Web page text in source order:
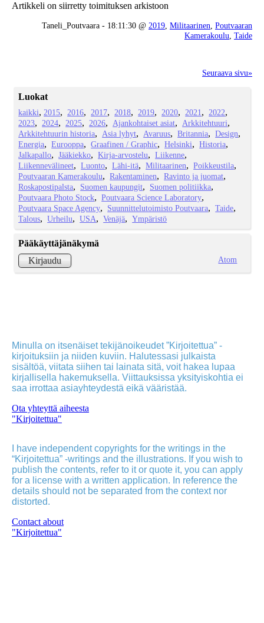
Artikkeli on siirretty toimituksen arkistoon
Taneli_Poutvaara - 18:11:30 @ 2019 Militaarinen Poutvaaran
Kamerakoulu Taide
Seuraava sivu»
Luokat
kaikki 2015 2016 2017 2018 2019 2020 2021
2022
2023
2024 2025 2026 Ajankohtaiset asiat
Arkkitehtuuri
Arkkitehtuurin historia
Asia lyhyt Avaruus Britannia
Design
Energia
Eurooppa Graafinen / Graphic Helsinki
Historia
Jalkapallo
Jääkiekko Kirja-arvostelu
Liikenne
Liikennevälineet
Luonto Lähi-itä Militaarinen
Poikkeustila
Poutvaaran Kamerakoulu
Rakentaminen
Ravinto ja juomat
Roskapostipalsta
Suomen kaupungit
Suomen politiikka
Poutvaara Photo Stock
Poutvaara Science Laboratory
Poutvaara Space Agency
Suunnittelutoimisto Poutvaara
Taide
Talous
Urheilu USA Venäjä Ympäristö
Pääkäyttäjänäkymä
Kirjaudu
Atom
Minulla on itsenäiset tekijänoikeudet ”Kirjoitettua” -
kirjoituksiin ja niiden kuviin. Halutessasi julkaista
sisältöä, viitata siihen tai lainata sitä, voit hakea lupaa
kirjallisella hakemuksella. Viittauksissa yksityiskohtia ei
saa irrottaa asiayhteydestä eikä vääristää.
Ota yhteyttä aiheesta
"Kirjoitettua"
I have independent copyrights for the writings in the
“Kirjoitettua” -writings and the illustrations. If you wish to
publish the contents, refer to it or quote it, you can apply
for a license with a written application. In reference the
details should not be separated from the context nor
distorted.
Contact about
"Kirjoitettua"